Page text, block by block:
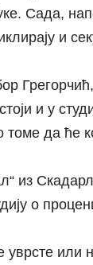
Сада,
и
и у
томе да ће
из
о
или